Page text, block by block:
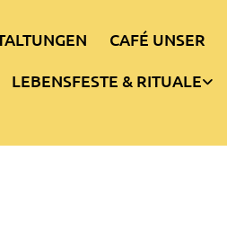
CAFÉ UNSER
LEBENSFESTE & RITUALE